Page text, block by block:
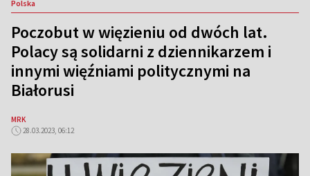
Polska
Poczobut w więzieniu od dwóch lat.
Polacy są solidarni z dziennikarzem i
innymi więźniami politycznymi na
Białorusi
MRK
28.03.2023, 06:12